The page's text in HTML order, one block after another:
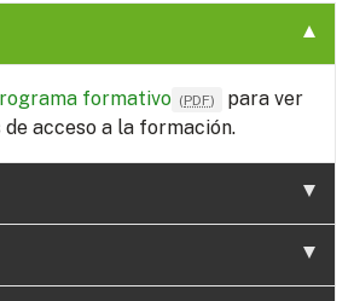
formativo (PDF)
para ver
acceso a la formación.